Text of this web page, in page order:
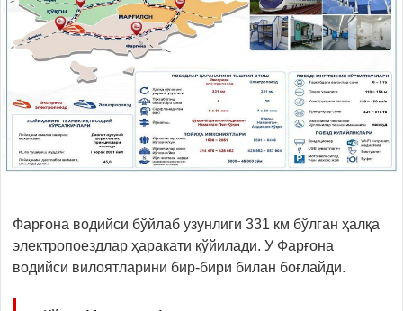
Фарғона водийси бўйлаб узунлиги 331 км бўлган ҳалқа
электропоездлар ҳаракати қўйилади. У Фарғона
водийси вилоятларини бир-бири билан боғлайди.